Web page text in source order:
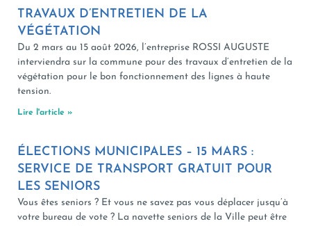
TRAVAUX D’ENTRETIEN DE LA
VÉGÉTATION
Du 2 mars au 15 août 2026, l’entreprise ROSSI AUGUSTE
interviendra sur la commune pour des travaux d’entretien de la
végétation pour le bon fonctionnement des lignes à haute
tension.
Lire l'article »
ÉLECTIONS MUNICIPALES – 15 MARS :
SERVICE DE TRANSPORT GRATUIT POUR
LES SENIORS
Vous êtes seniors ? Et vous ne savez pas vous déplacer jusqu’à
votre bureau de vote ? La navette seniors de la Ville peut être